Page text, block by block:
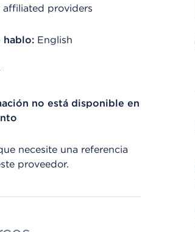
affiliated providers
hablo: English
no está disponible en
necesite una referencia
proveedor.